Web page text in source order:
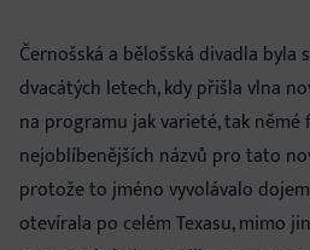
Černošská a bělošská divadla byla
dvacátých letech, kdy přišla vlna
na programu jak varieté, tak němé
nejoblíbenějších názvů pro tato
protože to jméno vyvolávalo
otevírala po celém Texasu, mimo